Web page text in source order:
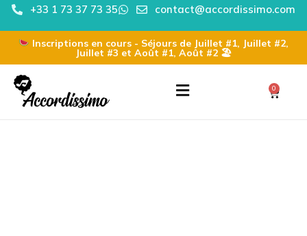
+33 1 73 37 73 35 contact@accordissimo.com
Inscriptions en cours - Séjours de Juillet #1, Juillet #2,
Juillet #3 et Août #1, Août #2 🏖
0